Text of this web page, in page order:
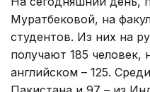
Муратбековой, на
студентов. Из них на
получают 185 человек,
английском – 125.